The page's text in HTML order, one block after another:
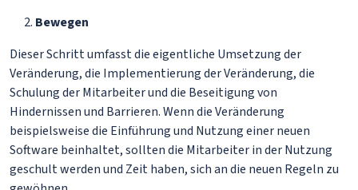
Bewegen
Dieser Schritt umfasst die eigentliche Umsetzung der
Veränderung, die Implementierung der Veränderung, die
Schulung der Mitarbeiter und die Beseitigung von
Hindernissen und Barrieren. Wenn die Veränderung
beispielsweise die Einführung und Nutzung einer neuen
Software beinhaltet, sollten die Mitarbeiter in der Nutzung
geschult werden und Zeit haben, sich an die neuen Regeln zu